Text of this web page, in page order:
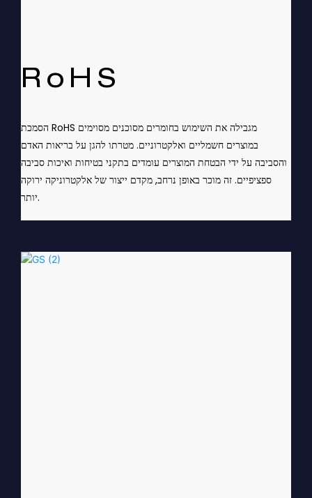
RoHS
הסמכת RoHS מגבילה את השימוש בחומרים מסוכנים מסוימים
במוצרים חשמליים ואלקטרוניים. מטרתו להגן על בריאות האדם
והסביבה על ידי הבטחת המוצרים עומדים בתקני בטיחות ואיכות סביבה
ספציפיים. זה מוכר באופן נרחב, מקדם ייצור של אלקטרוניקה ירוקה
יותר.